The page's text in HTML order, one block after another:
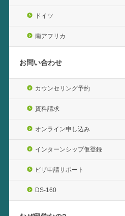
ドイツ
南アフリカ
お問い合わせ
カウンセリング予約
資料請求
オンライン申し込み
インターンシップ仮登録
ビザ申請サポート
DS-160